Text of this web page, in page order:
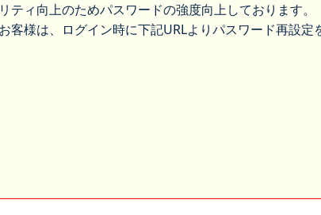
ティ向上のためパスワードの強度向上しております。
客様は、ログイン時に下記URLよりパスワード再設定